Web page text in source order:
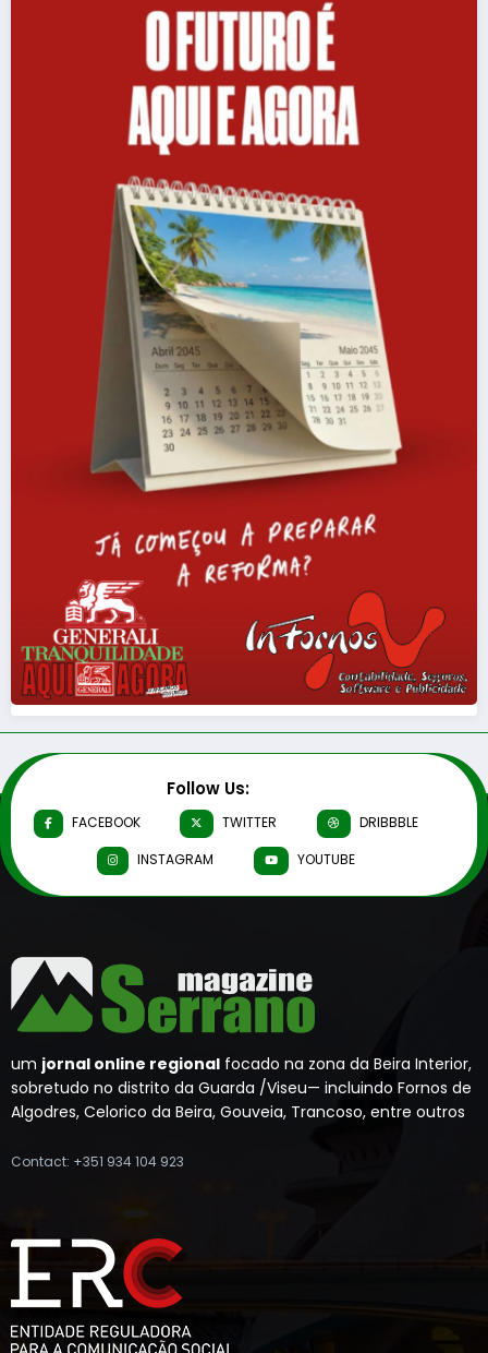
Follow Us:
FACEBOOK TWITTER
DRIBBBLE
INSTAGRAM
YOUTUBE
um jornal online regional focado na zona da Beira Interior,
sobretudo no distrito da Guarda /Viseu— incluindo Fornos de
Algodres, Celorico da Beira, Gouveia, Trancoso, entre outros
Contact: +351 934 104 923